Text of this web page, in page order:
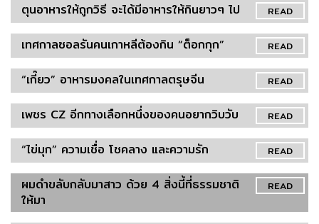
READ
ตุนอาหารให้ถูกวิธี จะได้มีอาหารให้กินยาวๆ ไป
READ
เทศกาลซอลรันคนเกาหลีต้องกิน “ต็อกกุก”
READ
“เกี๊ยว” อาหารมงคลในเทศกาลตรุษจีน
READ
เพชร CZ อีกทางเลือกหนึ่งของคนอยากวิบวับ
READ
“ไข่มุก” ความเชื่อ โชคลาง และความรัก
READ
ผมดำขลับกลับมาสาว ด้วย 4 สิ่งนี้ที่ธรรมชาติ
ให้มา